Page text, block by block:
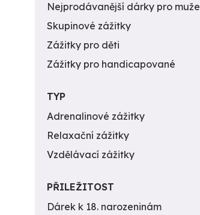
Nejprodávanější dárky pro muže
Skupinové zážitky
Zážitky pro děti
Zážitky pro handicapované
TYP
Adrenalinové zážitky
Relaxační zážitky
Vzdělávací zážitky
PŘILEŽITOST
Dárek k 18. narozeninám